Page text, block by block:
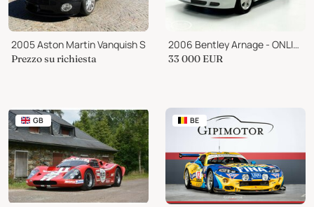
2005 Aston Martin Vanquish S
Prezzo su richiesta
2006 Bentley Arnage - ONLINE AUCTION
33 000 EUR
GB BE